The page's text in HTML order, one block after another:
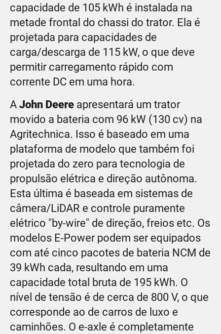
capacidade de 105 kWh é instalada na
metade frontal do chassi do trator. Ela é
projetada para capacidades de
carga/descarga de 115 kW, o que deve
permitir carregamento rápido com
corrente DC em uma hora.
A John Deere apresentará um trator
movido a bateria com 96 kW (130 cv) na
Agritechnica. Isso é baseado em uma
plataforma de modelo que também foi
projetada do zero para tecnologia de
propulsão elétrica e direção autônoma.
Esta última é baseada em sistemas de
câmera/LiDAR e controle puramente
elétrico "by-wire" de direção, freios etc. Os
modelos E-Power podem ser equipados
com até cinco pacotes de bateria NCM de
39 kWh cada, resultando em uma
capacidade total bruta de 195 kWh. O
nível de tensão é de cerca de 800 V, o que
corresponde ao de carros de luxo e
caminhões. O e-axle é completamente